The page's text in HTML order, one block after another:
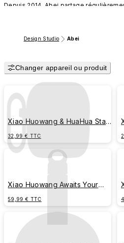
Depuis 2014, Abei partage
sensibles et esthétiques du quotidien.
Design Studio Abei
Changer appareil ou produit
Xiao Huowang & HuaHua Stay
32,99 € TTC
Xiao Huowang Awaits Your
59,99 € TTC